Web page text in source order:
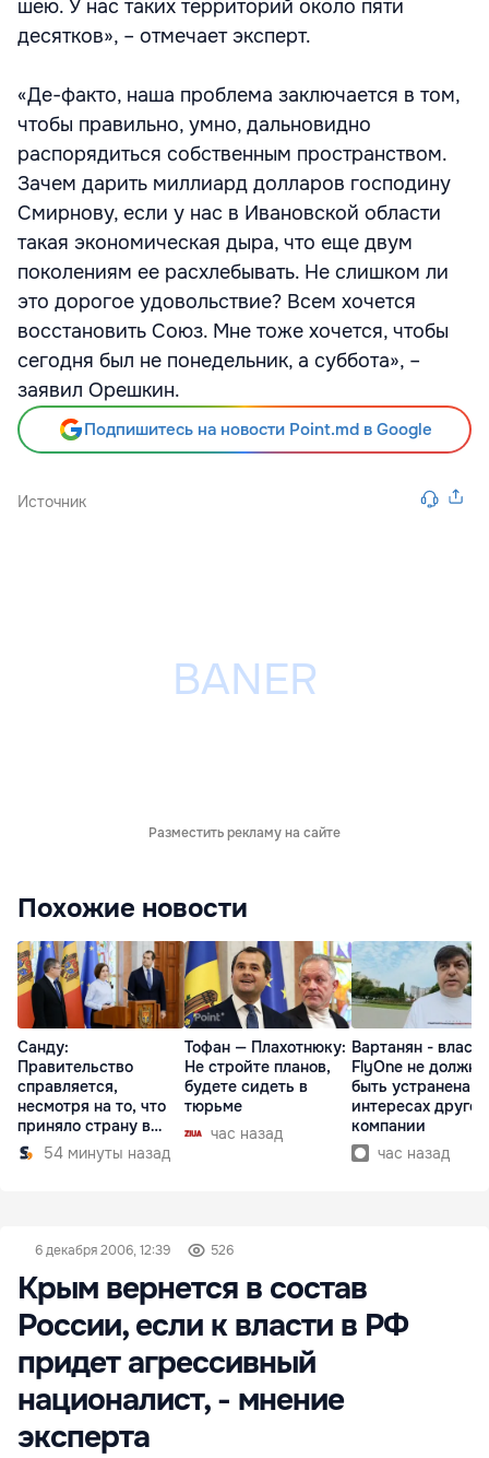
шею. У нас таких территорий около пяти
десятков», – отмечает эксперт.
«Де-факто, наша проблема заключается в том,
чтобы правильно, умно, дальновидно
распорядиться собственным пространством.
Зачем дарить миллиард долларов господину
Смирнову, если у нас в Ивановской области
такая экономическая дыра, что еще двум
поколениям ее расхлебывать. Не слишком ли
это дорогое удовольствие? Всем хочется
восстановить Союз. Мне тоже хочется, чтобы
сегодня был не понедельник, а суббота», –
заявил Орешкин.
Подпишитесь на новости Point.md в Google
Источник
Разместить рекламу на сайте
Похожие новости
Санду:
Правительство
справляется,
несмотря на то, что
приняло страну в
разгар кризиса
54 минуты назад
Тофан — Плахотнюку:
Не стройте планов,
будете сидеть в
тюрьме
час назад
Вартанян -
FlyOne не должна
быть устранена в
интересах другой
компании
час назад
6 декабря 2006, 12:39 526
Крым вернется в состав
России, если к власти в РФ
придет агрессивный
националист, - мнение
эксперта